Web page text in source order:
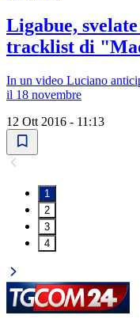
Ligabue,
tracklist di
In un video Luciano
il 18 novembre
12 Ott 2016 - 11:13
1
2
3
4